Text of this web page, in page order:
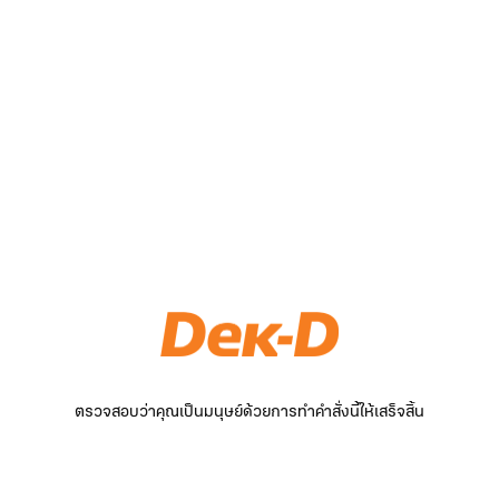
ตรวจสอบว่าคุณเป็นมนุษย์ด้วยการทำคำสั่งนี้ให้เสร็จสิ้น